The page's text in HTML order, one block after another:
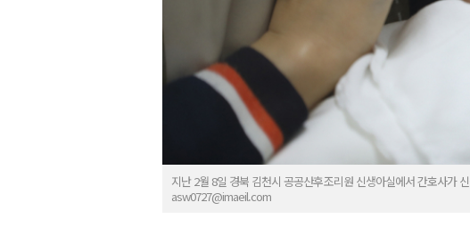
지난 2월 8일 경북 김천시 공공산후조리원 신생아실에서 간호사가
asw0727@imaeil.com